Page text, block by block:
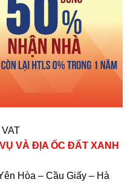
VÀ ĐỊA ỐC ĐẤT XANH
Hòa – Cầu Giấy – Hà